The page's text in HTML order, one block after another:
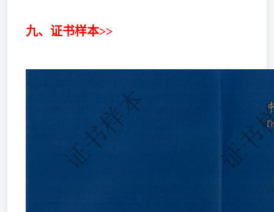
九、证书样本>>